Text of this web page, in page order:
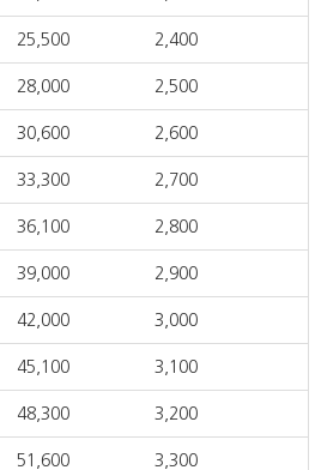
25,500 2,400
28,000 2,500
30,600 2,600
33,300 2,700
36,100 2,800
39,000 2,900
42,000 3,000
45,100 3,100
48,300 3,200
51,600 3,300